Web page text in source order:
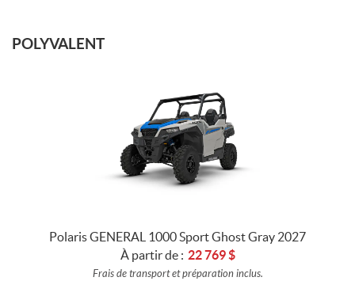
POLYVALENT
Polaris GENERAL 1000 Sport Ghost Gray 2027
À partir de : 22 769$
Frais de transport et préparation inclus.